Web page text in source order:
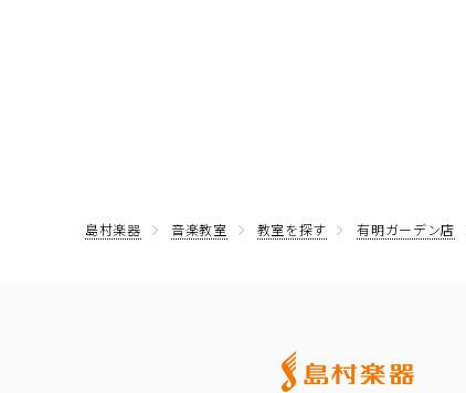
島村楽器 音楽教室 教室を探す 有明ガーデン店